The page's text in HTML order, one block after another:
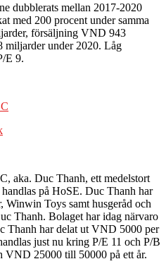
dubblerats mellan 2017-2020
med 200 procent under samma
försäljning VND 943
under 2020. Låg
E 9.
aka. Duc Thanh, ett medelstort
på HoSE. Duc Thanh har
Winwin Toys samt husgeråd och
Thanh. Bolaget har idag närvaro
Thanh har delat ut VND 5000 per
just nu kring P/E 11 och P/B
VND 25000 till 50000 på ett år.